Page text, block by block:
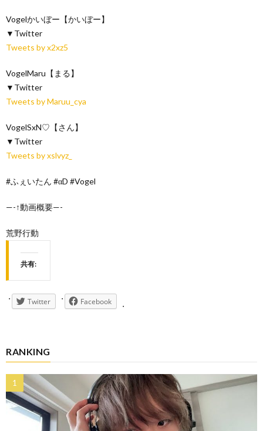
Vogelかいぼー【かいぼー】
▼Twitter
Tweets by x2xz5
VogelMaru【まる】
▼Twitter
Tweets by Maruu_cya
VogelSxN♡【さん】
▼Twitter
Tweets by xslvyz_
#ふぇいたん #αD #Vogel
—-↑動画概要—-
荒野行動
共有:
Twitter Facebook
RANKING